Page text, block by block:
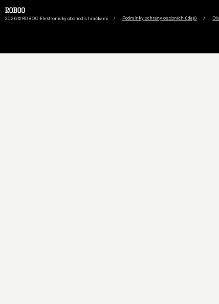
2026 © ROBOO Elektronický obchod s hračkami / Podmínky ochrany osobních údajů /